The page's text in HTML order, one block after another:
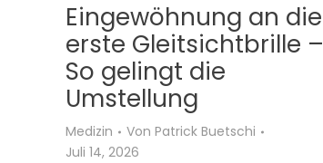
Eingewöhnung an die
erste Gleitsichtbrille –
So gelingt die
Umstellung
Medizin Von Patrick Buetschi
Juli 14, 2026